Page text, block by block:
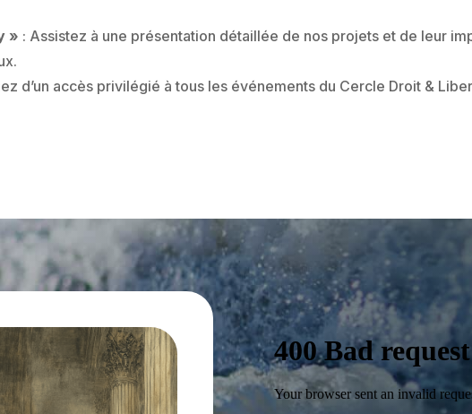
» : Assistez à une présentation détaillée de nos projets et de leur
d’un accès privilégié à tous les événements du Cercle Droit &